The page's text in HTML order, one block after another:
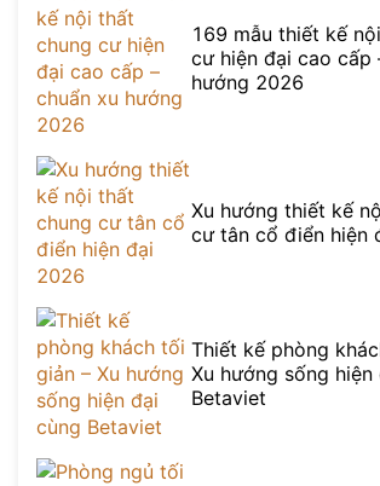
169 mẫu thiết kế
cư hiện đại cao cấp
hướng 2026
Xu hướng thiết kế
cư tân cổ điển hiện
Thiết kế phòng
Xu hướng sống hiện
Betaviet